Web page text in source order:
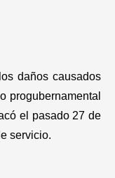
daños causados
progubernamental
el pasado 27 de
servicio.